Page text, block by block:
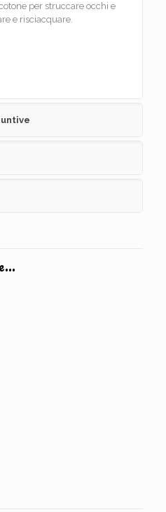
per struccare occhi e
e risciacquare.